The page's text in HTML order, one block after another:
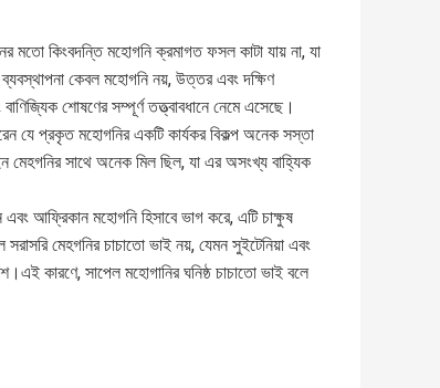
মতো কিংবদন্তি মহোগনি ক্রমাগত ফসল কাটা যায় না, যা
কেবল মহোগনি নয়, উত্তর এবং দক্ষিণ
শোষণের সম্পূর্ণ তত্ত্বাবধানে নেমে এসেছে।
যে প্রকৃত মহোগনির একটি কার্যকর বিকল্প অনেক সস্তা
সাথে অনেক মিল ছিল, যা এর অসংখ্য বাহ্যিক
এবং আফ্রিকান মহোগনি হিসাবে ভাগ করে, এটি চাক্ষুষ
মেহগনির চাচাতো ভাই নয়, যেমন সুইটেনিয়া এবং
কারণে, সাপেল মহোগানির ঘনিষ্ঠ চাচাতো ভাই বলে